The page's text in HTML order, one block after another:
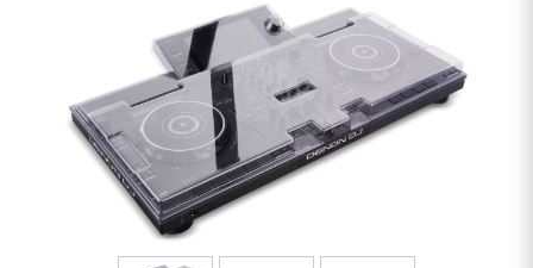
Claviers & Pianos
Synthés & Sampleurs
Home Studio
Casques